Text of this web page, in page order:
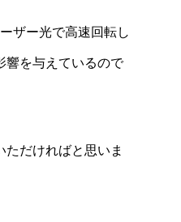
ザー光で高速回転し
響を与えているので
ただければと思いま